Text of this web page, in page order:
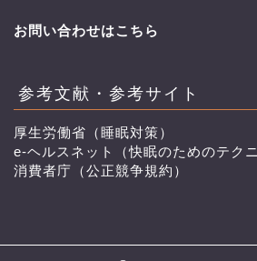
お問い合わせはこちら
参考文献・参考サイト
厚生労働省（睡眠対策）
e-ヘルスネット（快眠のためのテクニ
消費者庁（公正競争規約）